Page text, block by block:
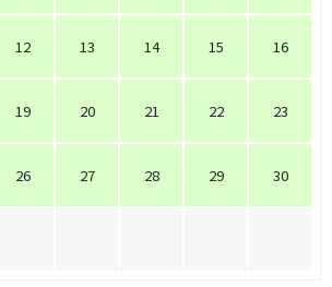
12 13 14 15 16
19 20 21 22 23
26 27 28 29 30